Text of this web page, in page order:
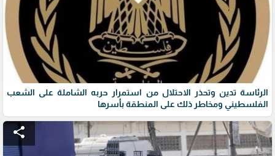
الرئاسة تدين وتحذر الاحتلال من استمرار حربه الشاملة على الشعب
الفلسطيني ومخاطر ذلك على المنطقة بأسرها
share